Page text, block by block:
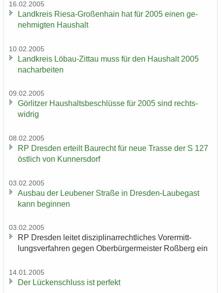
16.02.2005
Land­kreis Riesa-​Großenhain hat für 2005 einen ge­
neh­mig­ten Haus­halt
10.02.2005
Land­kreis Löbau-​Zittau muss für den Haus­halt 2005
nach­ar­bei­ten
09.02.2005
Gör­lit­zer Haus­halts­be­schlüs­se für 2005 sind rechts­
wid­rig
08.02.2005
RP Dres­den er­teilt Bau­recht für neue Tras­se der S 127
öst­lich von Kun­ners­dorf
03.02.2005
Aus­bau der Leu­be­ner Stra­ße in Dresden-​Laubegast
kann be­gin­nen
03.02.2005
RP Dres­den lei­tet dis­zi­pli­nar­recht­li­ches Vor­er­mitt­
lungs­ver­fah­ren gegen Ober­bür­ger­meis­ter Roß­berg ein
14.01.2005
Der Lü­cken­schluss ist per­fekt